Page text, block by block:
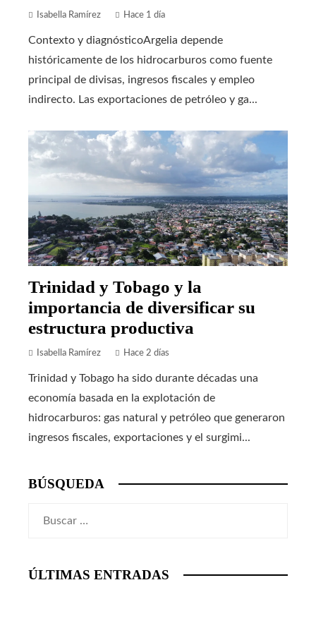
Isabella Ramírez Hace 1 día
Contexto y diagnósticoArgelia depende
históricamente de los hidrocarburos como fuente
principal de divisas, ingresos fiscales y empleo
indirecto. Las exportaciones de petróleo y ga...
Trinidad y Tobago y la
importancia de diversificar su
estructura productiva
Isabella Ramírez Hace 2 días
Trinidad y Tobago ha sido durante décadas una
economía basada en la explotación de
hidrocarburos: gas natural y petróleo que generaron
ingresos fiscales, exportaciones y el surgimi...
BÚSQUEDA
ÚLTIMAS ENTRADAS